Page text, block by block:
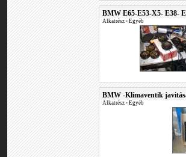
BMW E65-E53-X5- E38-
Alkatrész • Egyéb
BMW -Klímaventik
Alkatrész • Egyéb